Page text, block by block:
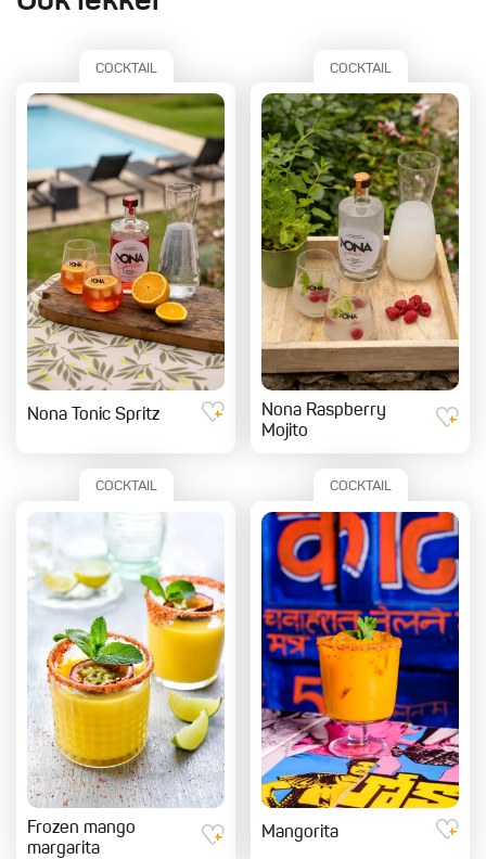
COCKTAIL
Nona Tonic Spritz
COCKTAIL
Nona Raspberry
Mojito
COCKTAIL
Frozen mango
margarita
COCKTAIL
Mangorita